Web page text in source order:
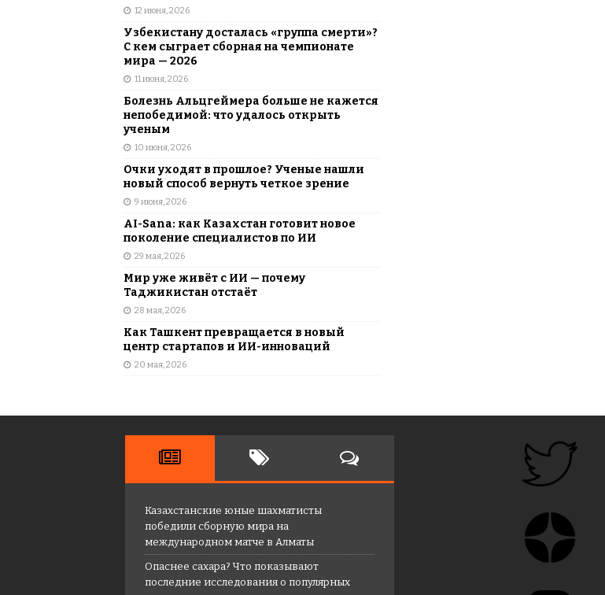
12 июня, 2026
Узбекистану досталась «группа смерти»?
С кем сыграет сборная на чемпионате
мира — 2026
11 июня, 2026
Болезнь Альцгеймера больше не кажется
непобедимой: что удалось открыть
ученым
10 июня, 2026
Очки уходят в прошлое? Ученые нашли
новый способ вернуть четкое зрение
9 июня, 2026
AI-Sana: как Казахстан готовит новое
поколение специалистов по ИИ
29 мая, 2026
Мир уже живёт с ИИ — почему
Таджикистан отстаёт
28 мая, 2026
Как Ташкент превращается в новый
центр стартапов и ИИ-инноваций
20 мая, 2026
Казахстанские юные шахматисты
победили сборную мира на
международном матче в Алматы
Опаснее сахара? Что показывают
последние исследования о популярных